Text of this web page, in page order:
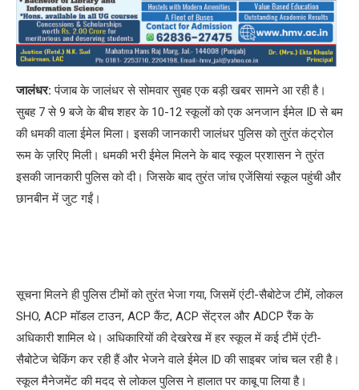
जालंधर:पंजाब के जालंधर से सोमवार सुबह एक बड़ी खबर सामने आ रही है।
सुबह 7 से 9 बजे के बीच शहर के 10-12 स्कूलों को एक अनजान ईमेल ID से बम
की धमकी वाला ईमेल मिला। इसकी जानकारी जालंधर पुलिस को तुरंत कंट्रोल
रूम के ज़रिए मिली। धमकी भरी ईमेल मिलने के बाद स्कूल प्रशासन ने तुरंत
इसकी जानकारी पुलिस को दी। जिसके बाद तुरंत जांच एजेंसियां स्कूल पहुंची और
छानबीन में जुट गईं।
सूचना मिलने ही पुलिस टीमों को तुरंत भेजा गया, जिसमें एंटी-सैबोटेज टीमें, लोकल
SHO, ACP मॉडल टाउन, ACP कैंट, ACP सेंट्रल और ADCP रैंक के
अधिकारी शामिल थे। अधिकारियों की देखरेख में हर स्कूल में कई टीमें एंटी-
सैबोटेज चेकिंग कर रही हैं और भेजने वाले ईमेल ID की साइबर जांच चल रही है।
स्कूल मैनेजमेंट की मदद से लोकल पुलिस ने हालात पर काबू पा लिया है।